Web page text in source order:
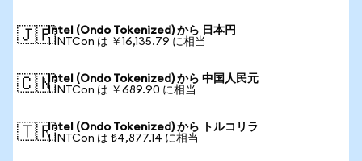
🇯🇵Intel (Ondo Tokenized) から 日本円
1 INTCon は ￥16,135.79 に相当
🇨🇳Intel (Ondo Tokenized) から 中国人民元
1 INTCon は ￥689.90 に相当
🇹🇷Intel (Ondo Tokenized) から トルコリラ
1 INTCon は ₺4,877.14 に相当